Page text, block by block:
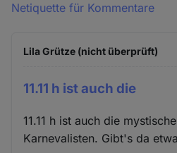
Netiquette für Kommentare
Lila Grütze (nicht überprüft)
11.11 h ist auch die
11.11 h ist auch die
Karnevalisten. Gibt's da